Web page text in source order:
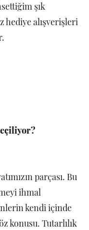
şık
hediye alışverişleri
parçası. Bu
ihmal
kendi içinde
konusu. Tutarlılık